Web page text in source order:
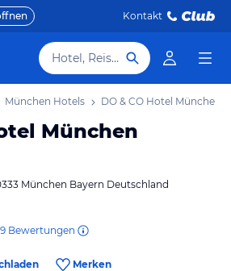
Kontakt
Hotel, Reiseziel
München Hotels DO & CO Hotel München
München
München Bayern Deutschland
Bewertungen
Merken